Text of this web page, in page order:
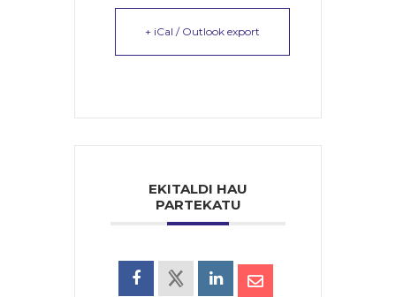
+ iCal / Outlook export
EKITALDI HAU
PARTEKATU